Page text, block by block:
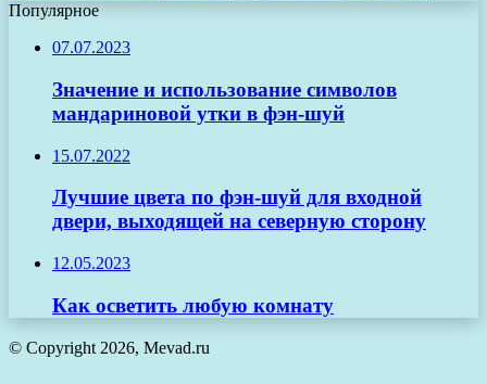
Популярное
07.07.2023
Значение и использование символов
мандариновой утки в фэн-шуй
15.07.2022
Лучшие цвета по фэн-шуй для входной
двери, выходящей на северную сторону
12.05.2023
Как осветить любую комнату
© Copyright 2026, Mevad.ru